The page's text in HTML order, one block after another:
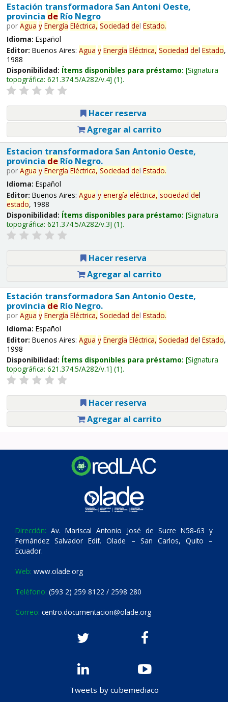
Estación transformadora San Antoni Oeste,
provincia deRío Negro
por Agua y Energía Eléctrica, Sociedad del Estado.
Idioma: Español
Editor: Buenos Aires: Agua y Energía Eléctrica, Sociedad del Estado,
1988
Disponibilidad: Ítems disponibles para préstamo: Signatura
topográfica: 621.374.5/A282/v.4 (1).
Hacer reserva
Agregar al carrito
Estacion transformadora San Antonio Oeste,
provincia deRío Negro.
por Agua y Energía Eléctrica, Sociedad del Estado.
Idioma: Español
Editor: Buenos Aires: Agua y energía eléctrica, sociedad del
estado, 1988
Disponibilidad: Ítems disponibles para préstamo: Signatura
topográfica: 621.374.5/A282/v.3 (1).
Hacer reserva
Agregar al carrito
Estación transformadora San Antonio Oeste,
provincia deRío Negro.
por Agua y Energía Eléctrica, Sociedad del Estado.
Idioma: Español
Editor: Buenos Aires: Agua y Energía Eléctrica, Sociedad del Estado,
1998
Disponibilidad: Ítems disponibles para préstamo: Signatura
topográfica: 621.374.5/A282/v.1 (1).
Hacer reserva
Agregar al carrito
Dirección: Av. Mariscal Antonio José de Sucre N58-63 y
Fernández Salvador Edif. Olade – San Carlos, Quito –
Ecuador.
Web: www.olade.org
Teléfono: (593 2) 259 8122 / 2598 280
Correo: centro.documentacion@olade.org
Tweets by cubemediaco